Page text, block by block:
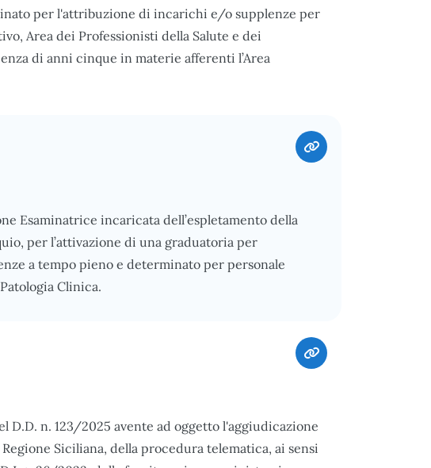
per l'attribuzione di incarichi e/o supplenze per
Area dei Professionisti della Salute e dei
di anni cinque in materie afferenti l’Area
Esaminatrice incaricata dell’espletamento della
per l’attivazione di una graduatoria per
a tempo pieno e determinato per personale
Clinica.
D.D. n. 123/2025 avente ad oggetto l'aggiudicazione
Siciliana, della procedura telematica, ai sensi